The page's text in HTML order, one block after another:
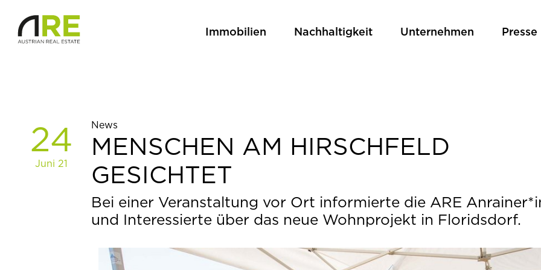
Immobilien Nachhaltigkeit Unternehmen Presse
24
Juni 21
News
MENSCHEN AM HIRSCHFELD
GESICHTET
Bei einer Veranstaltung vor Ort informierte die ARE
und Interessierte über das neue Wohnprojekt in Floridsdorf.